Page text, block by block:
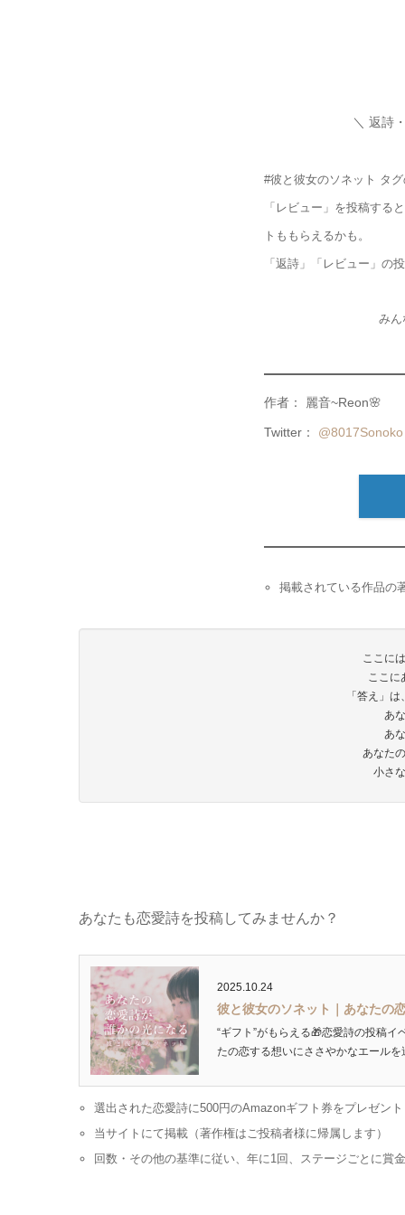
＼ 返詩
#彼と彼女のソネット タ
「レビュー」を投稿する
トももらえるかも。
「返詩」「レビュー」の
みん
作者： 麗音~Reon🌸
Twitter： @8017Sonoko
掲載されている作品の
ここに
ここ
「答え」
あ
あ
あなた
小さ
あなたも恋愛詩を投稿してみませんか？
2025.10.24
彼と彼女のソネット｜あなたの
“ギフト”がもらえる🎁恋愛詩の投稿
たの恋する想いにささやかなエールを
選出された恋愛詩に500円のAmazonギフト券をプレゼント
当サイトにて掲載（著作権はご投稿者様に帰属します）
回数・その他の基準に従い、年に1回、ステージごとに賞